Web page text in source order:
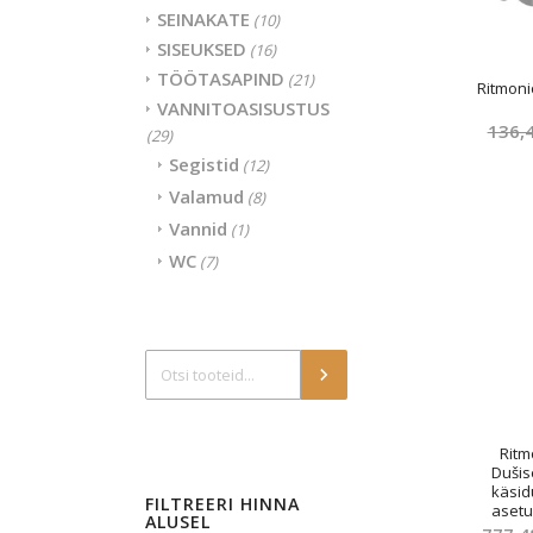
SEINAKATE (10)
SISEUKSED (16)
TÖÖTASAPIND (21)
VANNITOASISUSTUS
(29)
Segistid (12)
Valamud (8)
Vannid (1)
WC (7)
FILTREERI HINNA
ALUSEL